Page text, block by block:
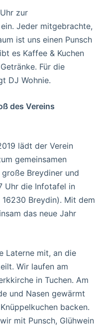
zur
Jeder mitgebrachte,
ist uns einen Punsch
es Kaffee & Kuchen
Für die
DJ Wohnie.
des Vereins
lädt der Verein
gemeinsamen
Breydiner und
Uhr die Infotafel in
Breydin). Mit dem
das neue Jahr
Laterne mit, an die
Wir laufen am
in Tuchen. Am
und Nasen gewärmt
backen.
mit Punsch, Glühwein